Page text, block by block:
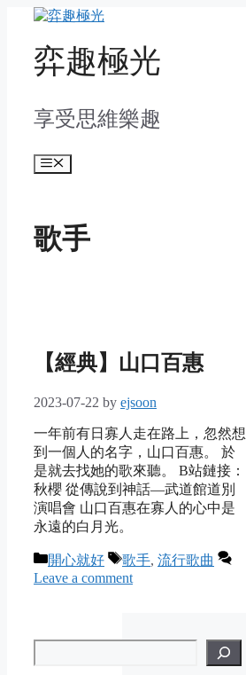
content弈趣極光
享受思維樂趣
Menu
歌手
【經典】山口百惠
2023-07-22 by ejsoon
一年前有日寡人走在路上，忽然想
到一個人的名字，山口百惠。 於
是就去找她的歌來聽。 B站鏈接：
秋櫻 從傳說到神話—武道館道別
演唱會 山口百惠在寡人的心中是
永遠的白月光。
Categories
開心就好 Tags
歌手, 流行歌曲
Leave a comment